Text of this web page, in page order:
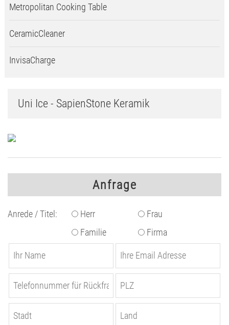
Metropolitan Cooking Table
CeramicCleaner
InvisaCharge
Uni Ice - SapienStone Keramik
Anfrage
Anrede / Titel: Herr
Frau
Familie
Firma